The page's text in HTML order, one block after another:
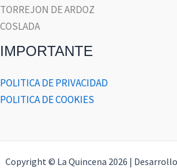
TORREJON DE ARDOZ
COSLADA
IMPORTANTE
POLITICA DE PRIVACIDAD
POLITICA DE COOKIES
Copyright © La Quincena 2026 |